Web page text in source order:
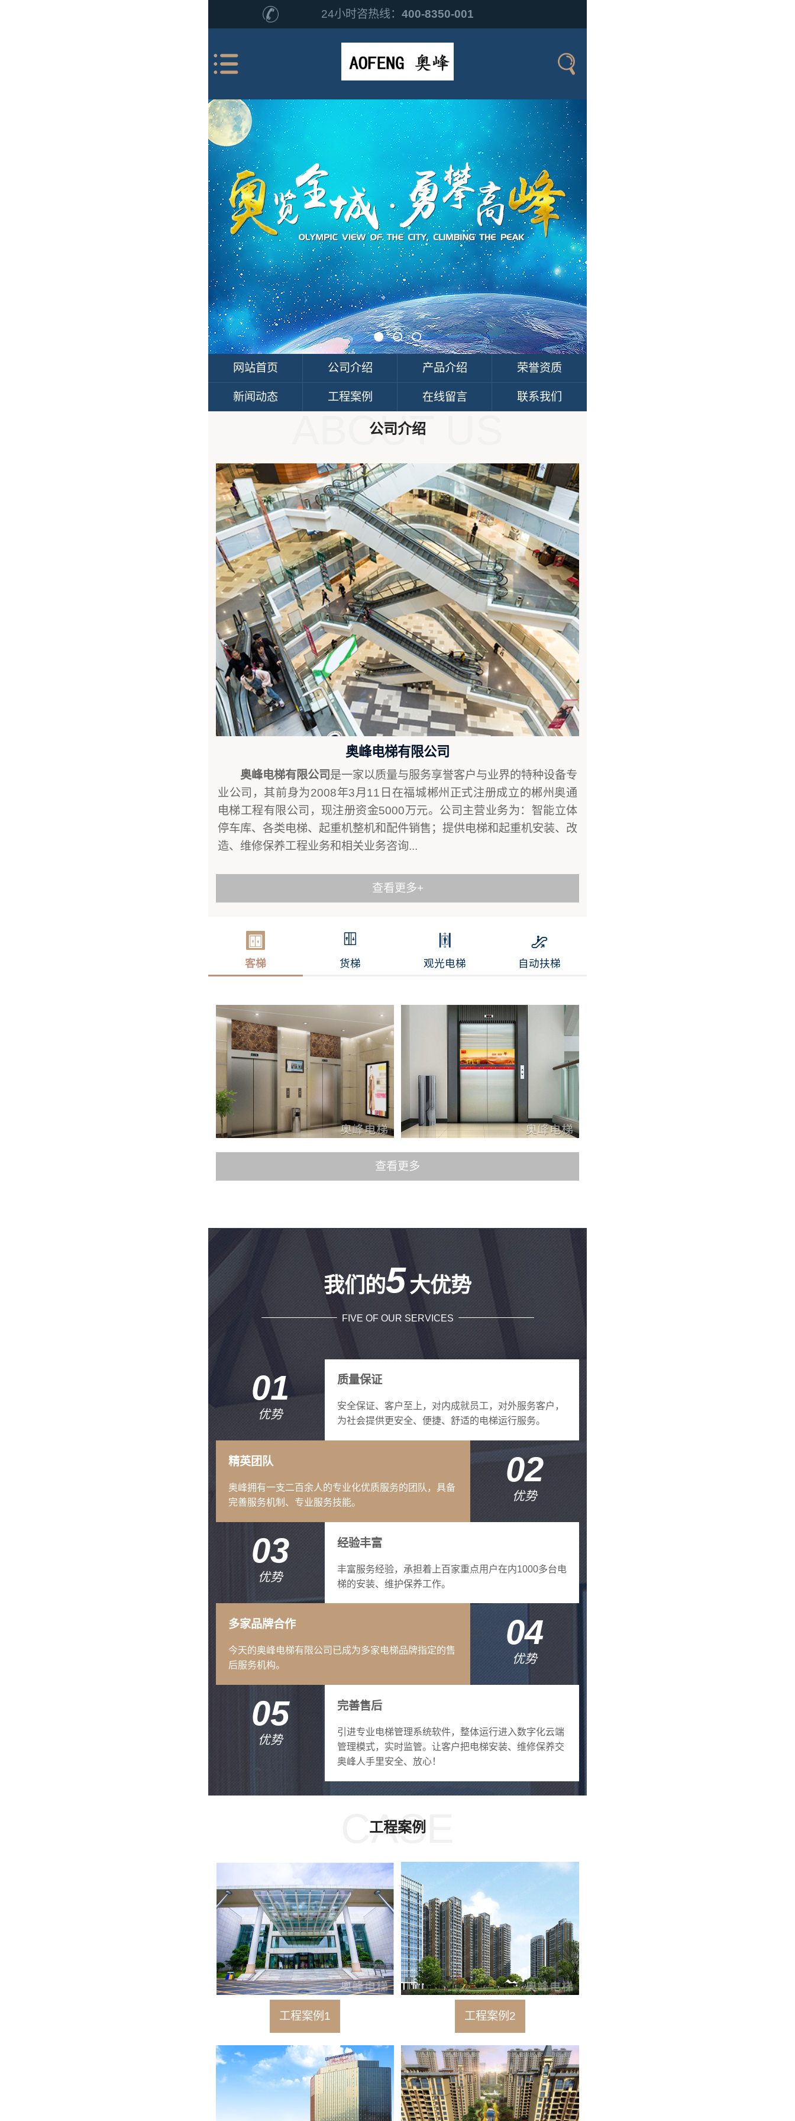
24小时咨热线： 400-8350-001
网站首页 公司介绍 产品介绍 荣誉资质
新闻动态 工程案例 在线留言 联系我们
公司介绍
ABOUT US
奥峰电梯有限公司
奥峰电梯有限公司是一家以质量与服务享誉客户与业界的特种设备专
业公司，其前身为2008年3月11日在福城郴州正式注册成立的郴州奥通
电梯工程有限公司，现注册资金5000万元。公司主营业务为：智能立体
停车库、各类电梯、起重机整机和配件销售；提供电梯和起重机安装、改
造、维修保养工程业务和相关业务咨询...
查看更多+
客梯 货梯 观光电梯 自动扶梯
查看更多
我们的5大优势
FIVE OF OUR SERVICES
01
优势
质量保证
安全保证、客户至上，对内成就员工，对外服务客户，
为社会提供更安全、便捷、舒适的电梯运行服务。
精英团队
奥峰拥有一支二百余人的专业化优质服务的团队，具备
完善服务机制、专业服务技能。
02
优势
03
优势
经验丰富
丰富服务经验，承担着上百家重点用户在内1000多台电
梯的安装、维护保养工作。
多家品牌合作
今天的奥峰电梯有限公司已成为多家电梯品牌指定的售
后服务机构。
04
优势
05
优势
完善售后
引进专业电梯管理系统软件，整体运行进入数字化云端
管理模式，实时监管。让客户把电梯安装、维修保养交
奥峰人手里安全、放心！
工程案例
CASE
工程案例1 工程案例2